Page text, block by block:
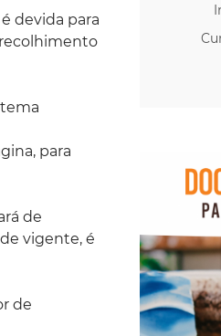
devida para
para
de
vigente, é
de